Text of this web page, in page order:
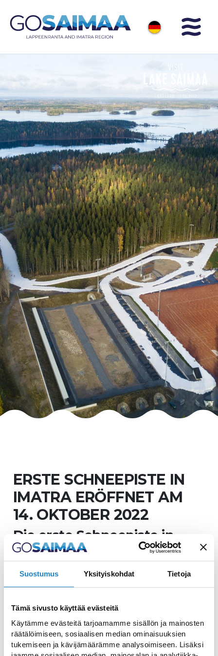
Suostumus Yksityiskohdat Tietoja
Tämä sivusto käyttää evästeitä
Käytämme evästeitä tarjoamamme sisällön ja mainosten
räätälöimiseen, sosiaalisen median ominaisuuksien
tukemiseen ja kävijämäärämme analysoimiseen. Lisäksi
ERSTE SCHNEEPISTE IN
IMATRA ERÖFFNET AM
14. OKTOBER 2022
Die erste Schneepiste in
Imatra wird in diesem
Herbst zu Beginn der
Herbstferien für Schulen in
eröffnet. Die erste
Schneepiste wird aus
Schnee gebaut, der im